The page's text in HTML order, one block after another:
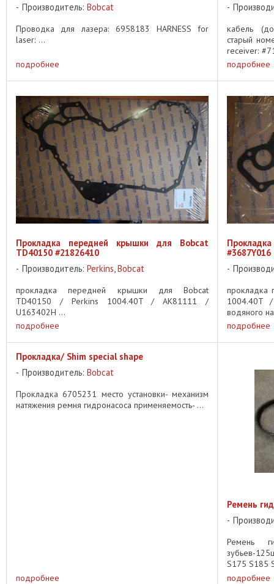
Производитель: Bobcat
Проводка для лазера: 6958183 HARNESS for
laser: ...
подробнее
кабель
старый
receiver:
подробнее
Прокладка передней крышки для Bobcat
TD40150 #21826410
Производитель: Perkins,Bobcat
прокладка передней крышки для Bobcat
TD40150 / Perkins 1004.40T / AK81111 /
U163402H ...
подробнее
#3687Y016
прокладка
1004.40T
водяного
подробнее
Прокладка/ Shim special shape
Производитель: Bobcat
Прокладка 6705231 место установки- механизм
натяжения ремня гидронасоса применяемость- ...
подробнее
Ремень
Ремень
зубьев-
S175 S185
подробнее